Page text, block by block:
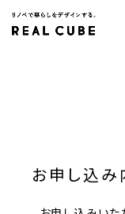
お申し込み